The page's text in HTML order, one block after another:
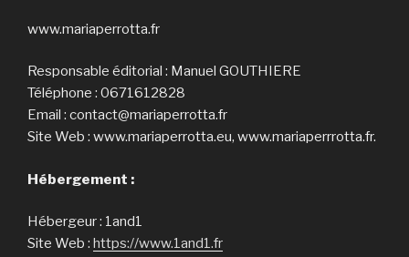
www.mariaperrotta.fr
Responsable éditorial : Manuel GOUTHIERE
Téléphone : 0671612828
Email : contact@mariaperrotta.fr
Site Web : www.mariaperrotta.eu, www.mariaperrrotta.fr.
Hébergement :
Hébergeur : 1and1
Site Web : https://www.1and1.fr